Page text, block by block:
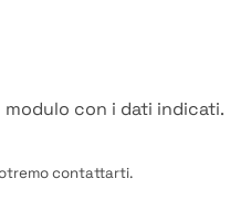
modulo con i dati indicati.
contattarti.